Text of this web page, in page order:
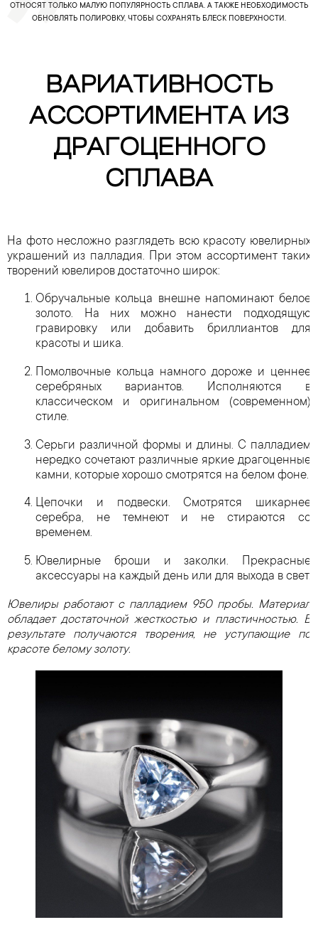
ОТНОСЯТ ТОЛЬКО МАЛУЮ ПОПУЛЯРНОСТЬ СПЛАВА. А ТАКЖЕ НЕОБХОДИМОСТЬ
ОБНОВЛЯТЬ ПОЛИРОВКУ, ЧТОБЫ СОХРАНЯТЬ БЛЕСК ПОВЕРХНОСТИ.
ВАРИАТИВНОСТЬ
АССОРТИМЕНТА ИЗ
ДРАГОЦЕННОГО
СПЛАВА
На фото несложно разглядеть всю красоту ювелирных
украшений из палладия. При этом ассортимент таких
творений ювелиров достаточно широк:
Обручальные кольца внешне напоминают белое
золото. На них можно нанести подходящую
гравировку или добавить бриллиантов для
красоты и шика.
Помолвочные кольца намного дороже и ценнее
серебряных вариантов. Исполняются в
классическом и оригинальном (современном)
стиле.
Серьги различной формы и длины. С палладием
нередко сочетают различные яркие драгоценные
камни, которые хорошо смотрятся на белом фоне.
Цепочки и подвески. Смотрятся шикарнее
серебра, не темнеют и не стираются со
временем.
Ювелирные броши и заколки. Прекрасные
аксессуары на каждый день или для выхода в свет.
Ювелиры работают с палладием 950 пробы. Материал
обладает достаточной жесткостью и пластичностью. В
результате получаются творения, не уступающие по
красоте белому золоту.